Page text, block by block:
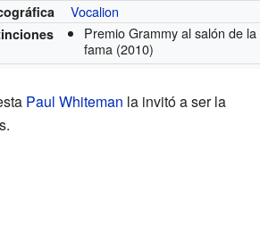
Vocalion
Premio Grammy al salón de la
fama (2010)
Paul Whiteman la invitó a ser la